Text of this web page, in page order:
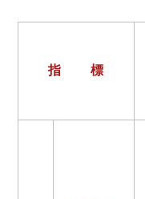
指 標